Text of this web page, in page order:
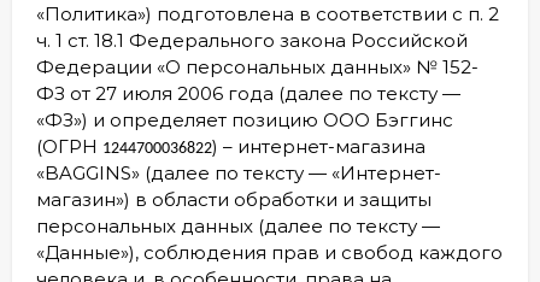
«Политика») подготовлена в соответствии с п. 2
ч. 1 ст. 18.1 Федерального закона Российской
Федерации «О персональных данных» № 152-
ФЗ от 27 июля 2006 года (далее по тексту —
«ФЗ») и определяет позицию ООО Бэггинс
(ОГРН 1244700036822) – интернет-магазина
«BAGGINS» (далее по тексту — «Интернет-
магазин») в области обработки и защиты
персональных данных (далее по тексту —
«Данные»), соблюдения прав и свобод каждого